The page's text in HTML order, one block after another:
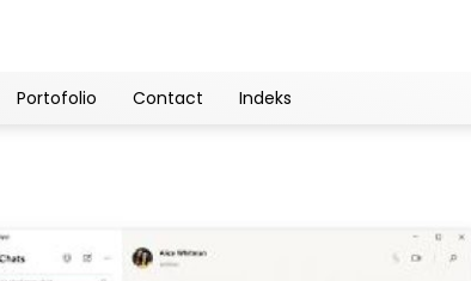
Portofolio Contact Indeks